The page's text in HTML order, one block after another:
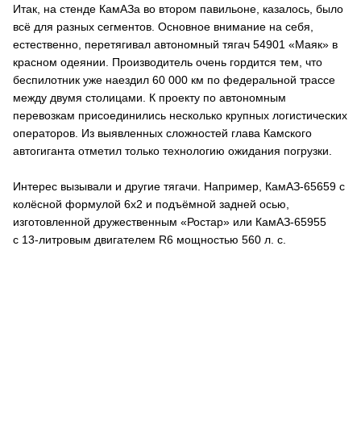
Итак, на стенде КамАЗа во втором павильоне, казалось, было
всё для разных сегментов. Основное внимание на себя,
естественно, перетягивал автономный тягач 54901 «Маяк» в
красном одеянии. Производитель очень гордится тем, что
беспилотник уже наездил 60 000 км по федеральной трассе
между двумя столицами. К проекту по автономным
перевозкам присоединились несколько крупных логистических
операторов. Из выявленных сложностей глава Камского
автогиганта отметил только технологию ожидания погрузки.
Интерес вызывали и другие тягачи. Например, КамАЗ-65659 с
колёсной формулой 6х2 и подъёмной задней осью,
изготовленной дружественным «Ростар» или КамАЗ-65955
с 13-литровым двигателем R6 мощностью 560 л. с.